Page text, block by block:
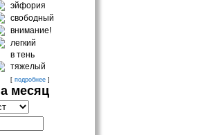
эйфория
свободный
внимание!
легкий
в тень
тяжелый
[ подробнее ]
месяц